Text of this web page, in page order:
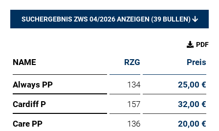
SUCHERGEBNIS ZWS 04/2026 ANZEIGEN (39BULLEN)
PDF
NAME RZG Preis
Always PP 134
25,00 €
Cardiff P
157
32,00 €
Care PP
136
20,00 €